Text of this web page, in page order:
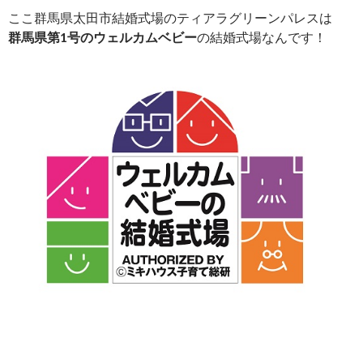
ここ群馬県太田市結婚式場のティアラグリーンパレスは
群馬県第1号のウェルカムベビーの結婚式場なんです！